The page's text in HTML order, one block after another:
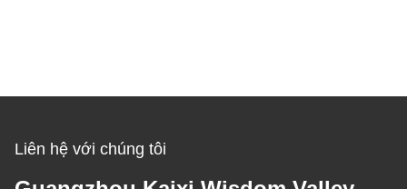
Liên hệ với chúng tôi